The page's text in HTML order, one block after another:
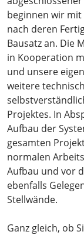
beginnen wir
nach deren
Bausatz an. Die
in Kooperation
und unsere
weitere
Projektes. In
Aufbau der
gesamten
normalen
Aufbau und vor
ebenfalls
Stellwände.
Ganz gleich, ob